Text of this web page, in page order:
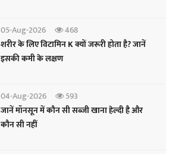
05-Aug-2026
468
शरीर के लिए विटामिन K क्यों जरूरी होता है? जानें
इसकी कमी के लक्षण
04-Aug-2026
593
जानें मॉनसून में कौन सी सब्जी खाना हेल्दी है और
कौन सी नहीं